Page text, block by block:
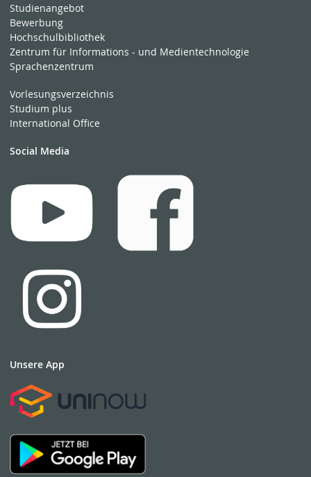
Studienangebot
Bewerbung
Hochschulbibliothek
Zentrum für Informations - und Medientechnologie
Sprachenzentrum
Vorlesungsverzeichnis
Studium plus
International Office
Social Media
Unsere App